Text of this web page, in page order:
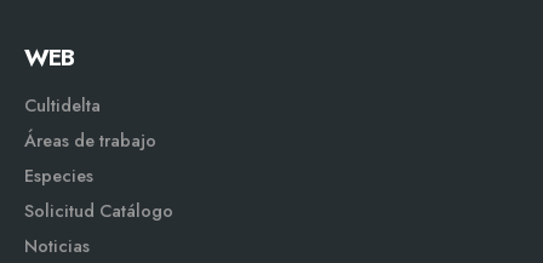
WEB
Cultidelta
Áreas de trabajo
Especies
Solicitud Catálogo
Noticias